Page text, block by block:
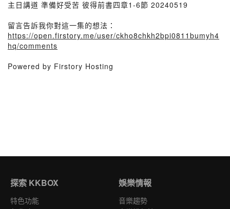
主日講道 準備好受苦 彼得前書四章1-6節 20240519
留言告訴我你對這一集的想法：
https://open.firstory.me/user/ckho8chkh2bpi0811bumyh4
hq/comments
Powered by Firstory Hosting
探索 KKBOX
特色功能
娛樂情報
音樂趨勢